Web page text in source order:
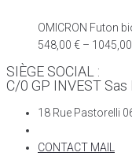
OMICRON Futon
548,00 € – 1045,00
SIÈGE SOCIAL :
C/0 GP INVEST
18 Rue Pastorelli
CONTACT MAIL